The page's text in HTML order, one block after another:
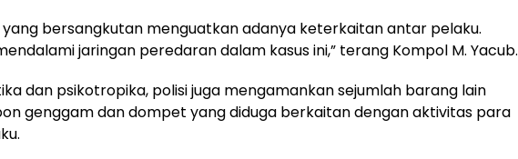
yang bersangkutan menguatkan adanya keterkaitan antar pelaku.
jaringan peredaran dalam kasus ini,” terang Kompol M. Yacub.
dan psikotropika, polisi juga mengamankan sejumlah barang lain
genggam dan dompet yang diduga berkaitan dengan aktivitas para